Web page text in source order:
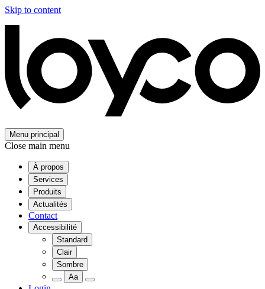
Skip to content
Menu principal
Close main menu
À propos
Services
Produits
Actualités
Contact
Accessibilité
Standard
Clair
Sombre
Aa